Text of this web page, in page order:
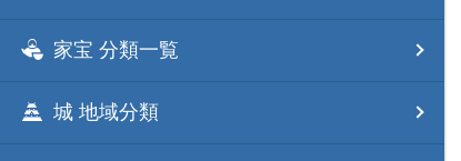
家宝 分類一覧
城 地域分類